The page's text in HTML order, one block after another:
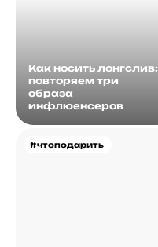
Как носить лонгслив:
повторяем три
образа
инфлюенсеров
#чтоподарить